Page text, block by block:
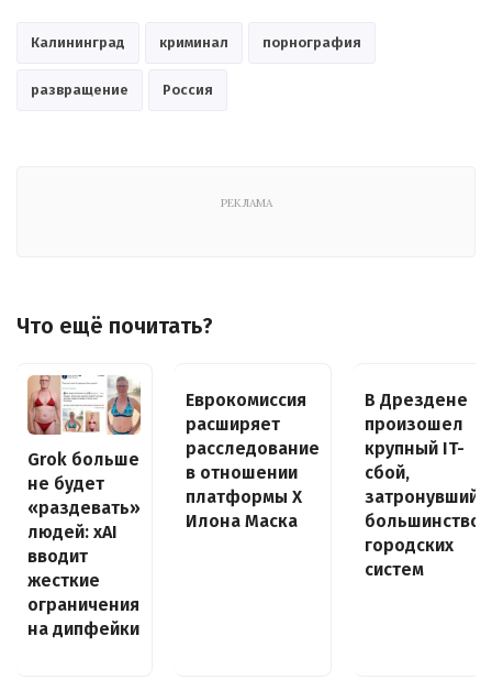
Калининград криминал порнография
развращение Россия
РЕКЛАМА
Что ещё почитать?
Grok больше
не будет
«раздевать»
людей: xAI
вводит
жесткие
ограничения
на дипфейки
Еврокомиссия
расширяет
расследование
в отношении
платформы X
Илона Маска
В Дрездене
произошел
крупный IT-
сбой,
затронувший
большинство
городских
систем